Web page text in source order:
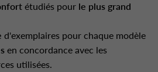
étudiés pour le plus grand
d'exemplaires pour chaque modèle
en concordance avec les
utilisées.